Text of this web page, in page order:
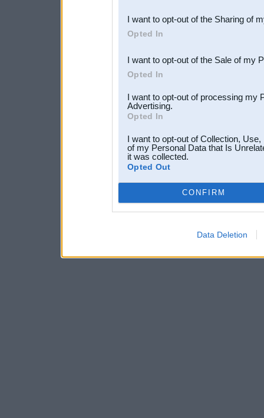
Downstream Participants
third parties.
I want to opt-out of the Sharing of
Opted In
I want to opt-out of the Sale of my
Opted In
I want to opt-out of processing my
Advertising.
Opted In
I want to opt-out of Collection,
of my Personal Data that Is
it was collected.
Opted Out
CONFIRM
Data Deletion